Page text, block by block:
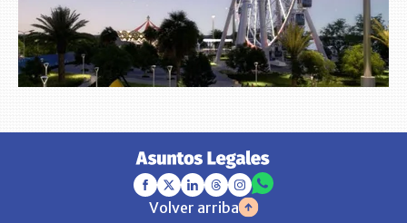
Volver arriba